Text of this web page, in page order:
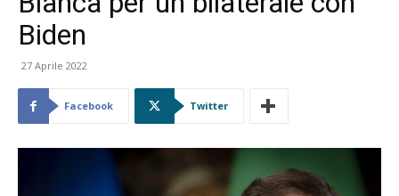
Biden
27 Aprile 2022
Facebook Twitter